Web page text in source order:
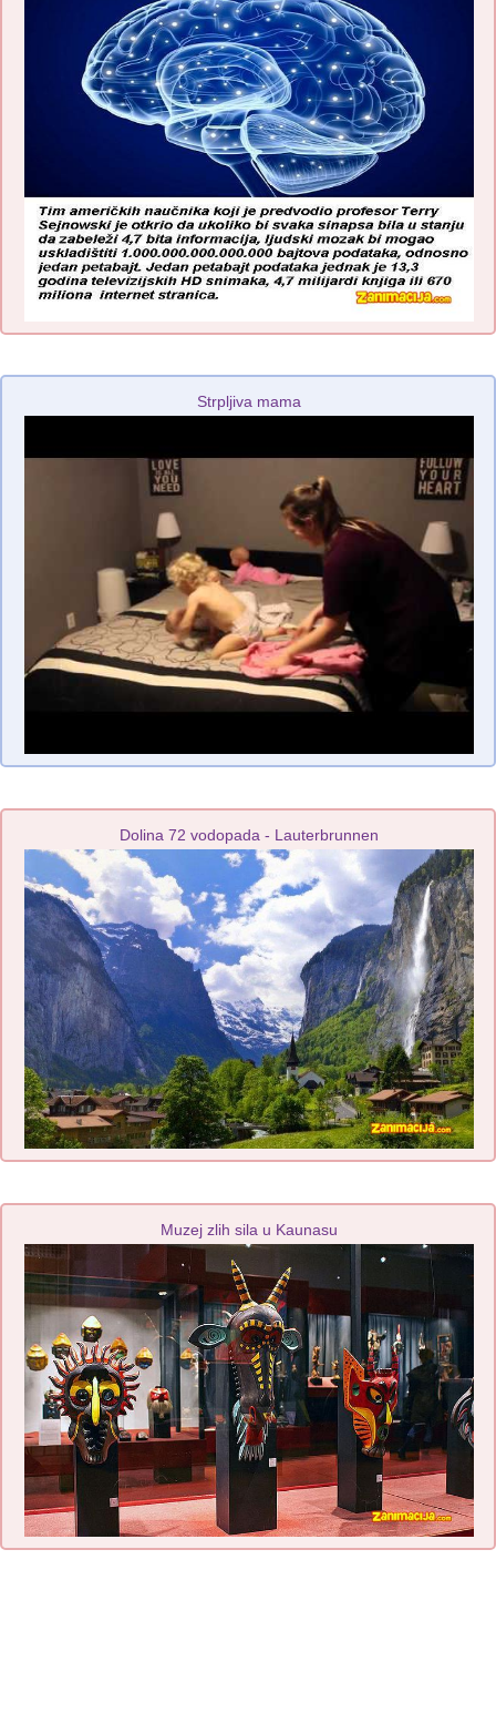
Strpljiva mama
Dolina 72 vodopada - Lauterbrunnen
Muzej zlih sila u Kaunasu